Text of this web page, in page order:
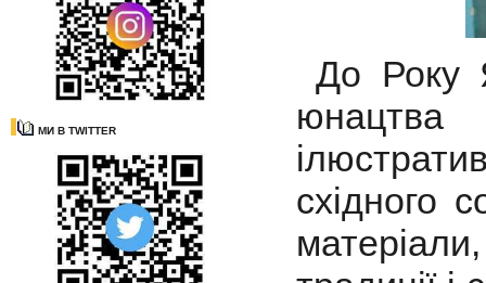
МИ В TWITTER
До Року
юнацтва
східного